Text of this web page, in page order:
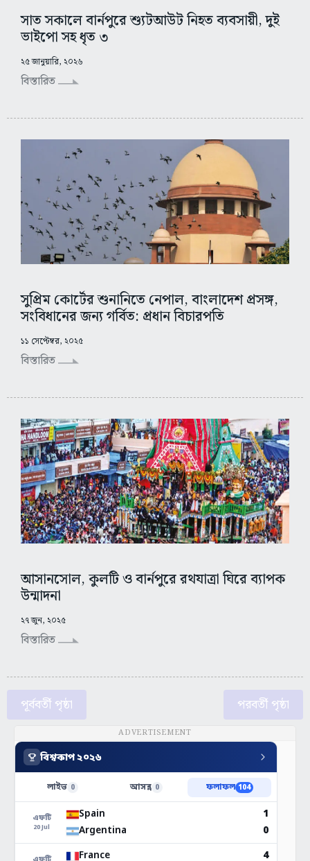
সাত সকালে বার্নপুরে শ্যুটআউট নিহত ব্যবসায়ী, দুই
ভাইপো সহ ধৃত ৩
২৫ জানুয়ারি, ২০২৬
বিস্তারিত
সুপ্রিম কোর্টের শুনানিতে নেপাল, বাংলাদেশ প্রসঙ্গ,
সংবিধানের জন্য গর্বিত: প্রধান বিচারপতি
১১ সেপ্টেম্বর, ২০২৫
বিস্তারিত
আসানসোল, কুলটি ও বার্নপুরে রথযাত্রা ঘিরে ব্যাপক
উন্মাদনা
২৭ জুন, ২০২৫
বিস্তারিত
পূর্ববর্তী পৃষ্ঠা পরবর্তী পৃষ্ঠা
ADVERTISEMENT